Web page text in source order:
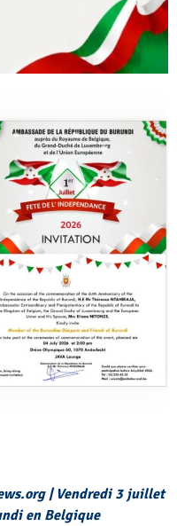
| Vendredi 3 juillet
en Belgique